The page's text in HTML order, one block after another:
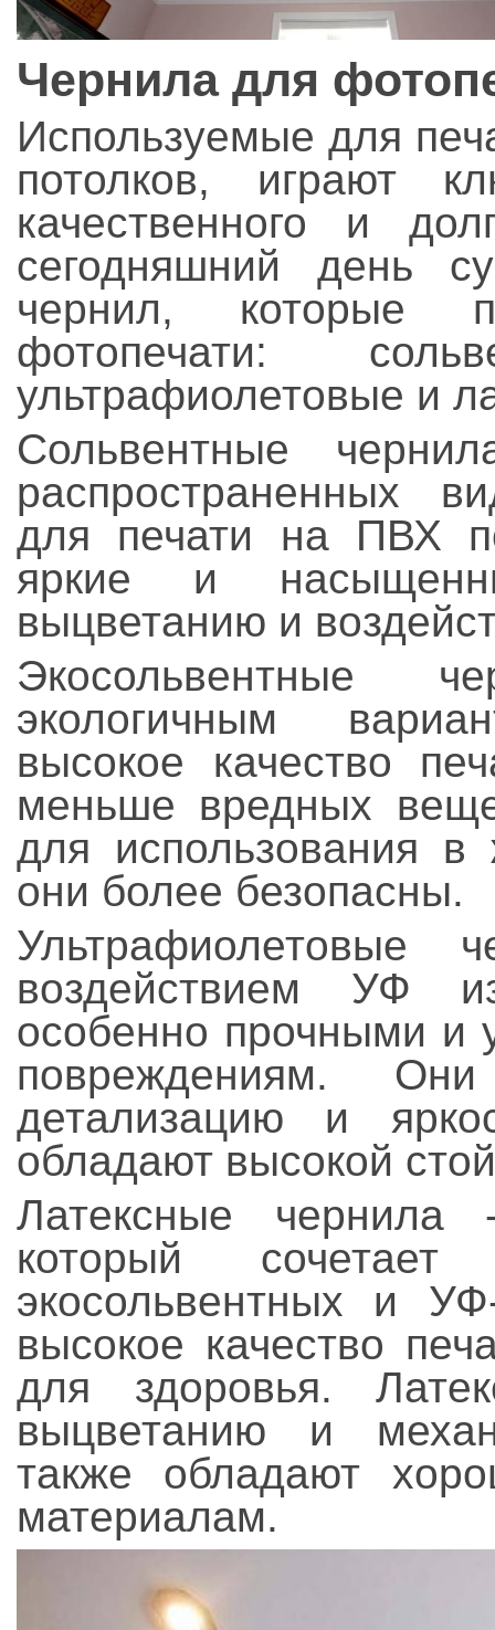
Чернила для
Используемые для
потолков, играют
качественного и
сегодняшний день
чернил, которые
фотопечати:
ультрафиолетовые и
Сольвентные
распространенных
для печати на ПВХ
яркие и
выцветанию и
Экосольвентные
экологичным
высокое качество
меньше вредных
для использования
они более безопасны.
Ультрафиолетовые
воздействием УФ
особенно прочными и
повреждениям.
детализацию и
обладают высокой
Латексные
который
экосольвентных и
высокое качество
для здоровья.
выцветанию и
также обладают
материалам.